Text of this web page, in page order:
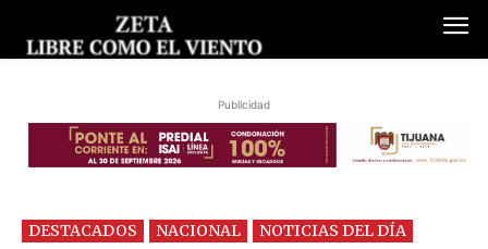
Publicidad
DESTACADOS NACIONAL NOTICIAS DEL DÍA